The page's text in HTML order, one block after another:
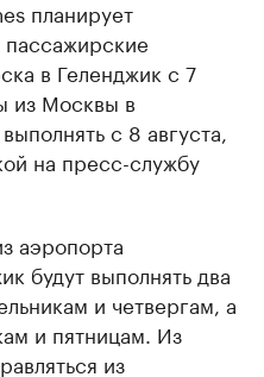
планирует
пассажирские
в Геленджик с 7
из Москвы в
с 8 августа,
на пресс-службу
аэропорта
будут выполнять два
и четвергам, а
и пятницам. Из
из